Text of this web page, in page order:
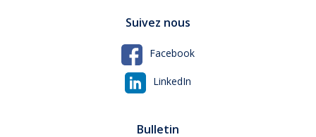
Suivez nous
Facebook
LinkedIn
Bulletin